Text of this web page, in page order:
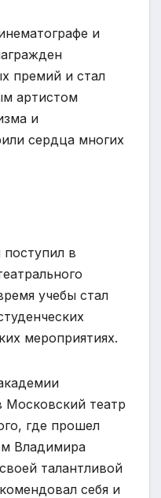
и
премий и стал
артистом
и
сердца многих
в
учебы стал
мероприятиях.
Московский театр
где прошел
Владимира
талантливой
себя и